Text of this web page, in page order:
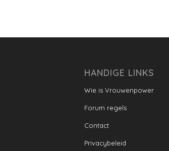
HANDIGE LINKS
Wie is Vrouwenpower
Forum regels
Contact
Privacybeleid